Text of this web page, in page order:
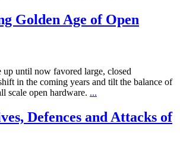
Golden Age of Open
up until now favored large, closed
in the coming years and tilt the balance of
scale open hardware. ...
Defences and Attacks of